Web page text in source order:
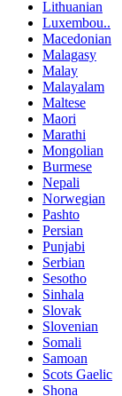
Lithuanian
Luxembou..
Macedonian
Malagasy
Malay
Malayalam
Maltese
Maori
Marathi
Mongolian
Burmese
Nepali
Norwegian
Pashto
Persian
Punjabi
Serbian
Sesotho
Sinhala
Slovak
Slovenian
Somali
Samoan
Scots Gaelic
Shona